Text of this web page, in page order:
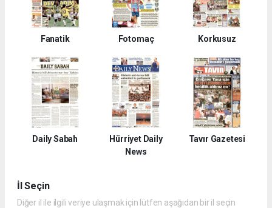
Fanatik Fotomaç Korkusuz
Daily Sabah
Hürriyet Daily
News
Tavır Gazetesi
İl Seçin
Diğer il ile ilgili veriye ulaşmak için lütfen aşağıdan bir il seçin